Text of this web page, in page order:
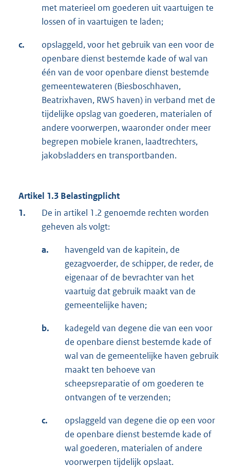
met materieel om goederen uit vaartuigen te
lossen of in vaartuigen te laden;
c.
opslaggeld, voor het gebruik van een voor de
openbare dienst bestemde kade of wal van
één van de voor openbare dienst bestemde
gemeentewateren (Biesboschhaven,
Beatrixhaven, RWS haven) in verband met de
tijdelijke opslag van goederen, materialen of
andere voorwerpen, waaronder onder meer
begrepen mobiele kranen, laadtrechters,
jakobsladders en transportbanden.
Artikel 1.3 Belastingplicht
1.
De in artikel 1.2 genoemde rechten worden
geheven als volgt:
a.
havengeld van de kapitein, de
gezagvoerder, de schipper, de reder, de
eigenaar of de bevrachter van het
vaartuig dat gebruik maakt van de
gemeentelijke haven;
b.
kadegeld van degene die van een voor
de openbare dienst bestemde kade of
wal van de gemeentelijke haven gebruik
maakt ten behoeve van
scheepsreparatie of om goederen te
ontvangen of te verzenden;
c.
opslaggeld van degene die op een voor
de openbare dienst bestemde kade of
wal goederen, materialen of andere
voorwerpen tijdelijk opslaat.